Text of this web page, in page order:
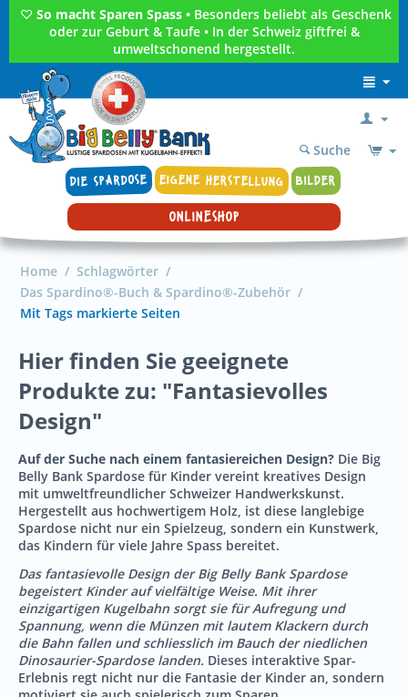
♡ So macht Sparen Spass • Besonders beliebt als Geschenk
oder zur Geburt & Taufe • In der Schweiz giftfrei &
umweltschonend hergestellt.
DIE SPARDOSE EIGENE HERSTELLUNG BILDER
Suche
ONLINESHOP
Home / Schlagwörter /
Das Spardino®-Buch & Spardino®-Zubehör /
Mit Tags markierte Seiten
Hier finden Sie geeignete
Produkte zu: "Fantasievolles
Design"
Auf der Suche nach einem fantasiereichen Design? Die Big
Belly Bank Spardose für Kinder vereint kreatives Design
mit umweltfreundlicher Schweizer Handwerkskunst.
Hergestellt aus hochwertigem Holz, ist diese langlebige
Spardose nicht nur ein Spielzeug, sondern ein Kunstwerk,
das Kindern für viele Jahre Spass bereitet.
Das fantasievolle Design der Big Belly Bank Spardose
begeistert Kinder auf vielfältige Weise. Mit ihrer
einzigartigen Kugelbahn sorgt sie für Aufregung und
Spannung, wenn die Münzen mit lautem Klackern durch
die Bahn fallen und schliesslich im Bauch der niedlichen
Dinosaurier-Spardose landen. Dieses interaktive Spar-
Erlebnis regt nicht nur die Fantasie der Kinder an, sondern